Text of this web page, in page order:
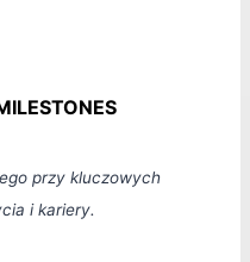
przy kluczowych
i kariery.